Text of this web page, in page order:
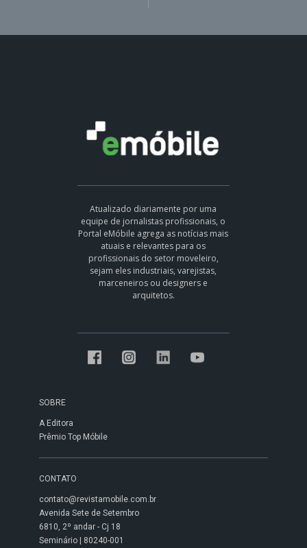
Atualizado diariamente por uma
equipe de jornalistas profissionais, o
Portal eMóbile agrega as notícias mais
atuais e relevantes para os
profissionais do setor moveleiro,
sejam eles industriais, varejistas,
marceneiros ou designers e
arquitetos.
SOBRE
A Editora
Prêmio Top Móbile
CONTATO
contato@revistamobile.com.br
Avenida Sete de Setembro
6810, 2º andar - Cj 18
Seminário | 80240-001